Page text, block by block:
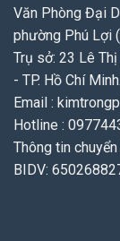
Văn Phòng Đại
phường Phú Lợi
Trụ sở: 23 Lê
- TP. Hồ Chí Minh.
Email :
Hotline :
Thông tin chuyển
BIDV: